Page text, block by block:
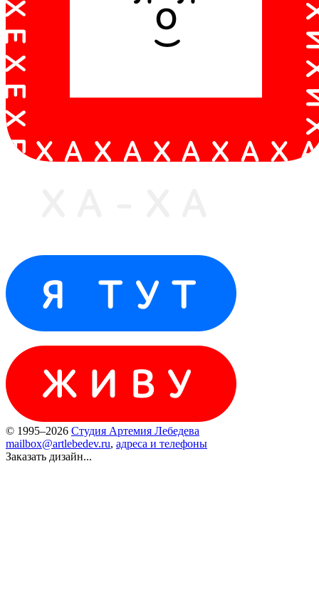
© 1995–2026 Студия Артемия Лебедева
mailbox@artlebedev.ru, адреса и телефоны
Заказать дизайн...